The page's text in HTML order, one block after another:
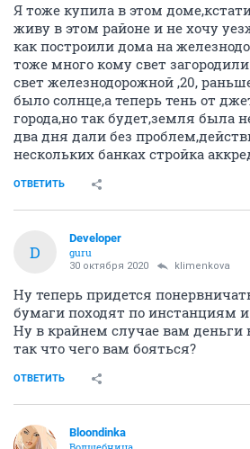
Я тоже купила в этом
живу в этом районе и не хочу
как построили дома на
тоже много кому свет
свет железнодорожной ,20,
было солнце,а теперь тень от
города,но так будет,земля была
два дня дали без
нескольких банках стройка
ОТВЕТИТЬ
D
Developer
guru
30 октября 2020 klimenkova
Ну теперь придется
бумаги походят по инстанциям
Ну в крайнем случае вам деньги
так что чего вам бояться?
ОТВЕТИТЬ
Bloondinka